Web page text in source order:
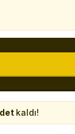
kaldı!